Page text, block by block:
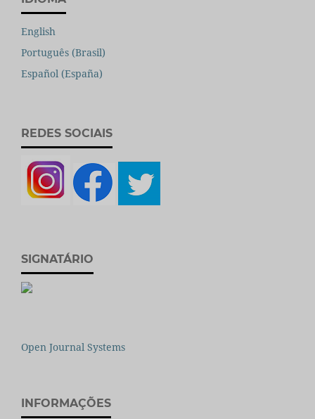
English
Português (Brasil)
Español (España)
REDES SOCIAIS
SIGNATÁRIO
Open Journal Systems
INFORMAÇÕES